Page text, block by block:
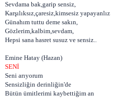
Sevdama bak,garip sensiz,
Karşılıksız,çaresiz,kimsesiz yapayanlız
Günahım tuttu deme sakın,
Gözlerim,kalbim,sevdam,
Hepsi sana hasret susuz ve sensiz..
Emine Hatay (Hazan)
SENİ
Seni arıyorum
Sensizliğin derinliğin'de
Bütün ümitlerimi kaybettiğim an